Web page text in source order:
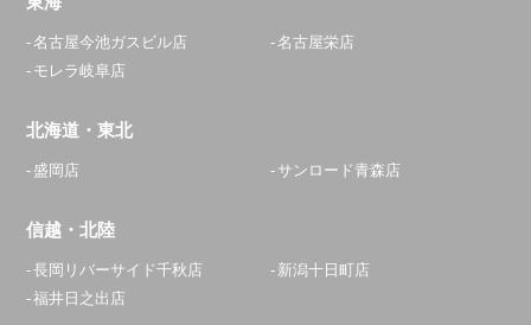
名古屋今池ガスビル店
名古屋栄店
モレラ岐阜店
北海道・東北
盛岡店 サンロード青森店
信越・北陸
長岡リバーサイド千秋店
新潟十日町店
福井日之出店